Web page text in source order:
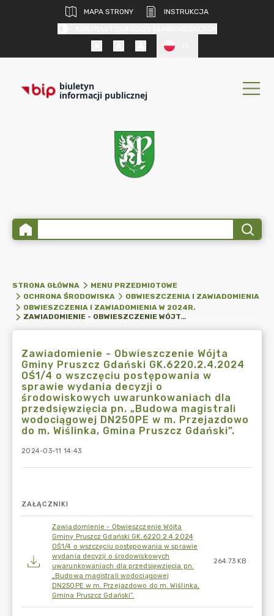
MAPA STRONY
INSTRUKCJA
biuletyn
informacji publicznej
STRONA GŁÓWNA
MENU PRZEDMIOTOWE
OCHRONA ŚRODOWISKA
OBWIESZCZENIA I ZAWIADOMIENIA
OBWIESZCZENIA I ZAWIADOMIENIA W 2024R.
ZAWIADOMIENIE - OBWIESZCZENIE WÓJTA GMINY PRUSZCZ GDAŃSKI GK.6220.2.4.2024 OŚ1/4 O WSZCZĘCIU POSTĘPOWANIA W SPRAWIE WYDANIA DECYZJI O ŚRODOWISKOWYCH UWARUNKOWANIACH DLA PRZEDSIĘWZIĘCIA PN. „BUDOWA MAGISTRALI WODOCIĄGOWEJ DN250PE W M. PRZEJAZDOWO DO M. WIŚLINKA, GMINA PRUSZCZ GDAŃSKI”.
Zawiadomienie - Obwieszczenie Wójta
Gminy Pruszcz Gdański GK.6220.2.4.2024
OŚ1/4 o wszczęciu postępowania w
sprawie wydania decyzji o
środowiskowych uwarunkowaniach dla
przedsięwzięcia pn. „Budowa magistrali
wodociągowej DN250PE w m. Przejazdowo
do m. Wiślinka, Gmina Pruszcz Gdański”.
2024-03-11 14:43
ZAŁĄCZNIKI
Zawiadomienie - Obwieszczenie Wójta
Gminy Pruszcz Gdański GK.6220.2.4.2024
OŚ1/4 o wszczęciu postępowania w sprawie
wydania decyzji o środowiskowych
uwarunkowaniach dla przedsięwzięcia pn.
„Budowa magistrali wodociągowej
DN250PE w m. Przejazdowo do m. Wiślinka,
Gmina Pruszcz Gdański”.
264.73 KB